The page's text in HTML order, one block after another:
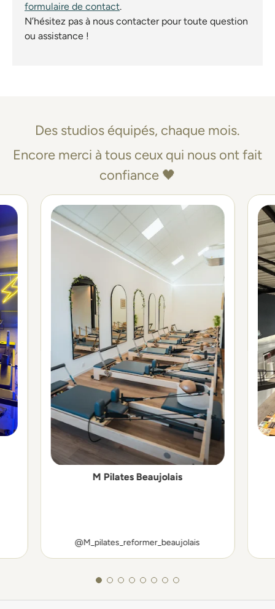
formulaire de contact.
N’hésitez pas à nous contacter pour toute question
ou assistance !
Des studios équipés, chaque mois.
Encore merci à tous ceux qui nous ont fait
confiance 🖤
M Pilates Beaujolais
@M_pilates_reformer_beaujolais